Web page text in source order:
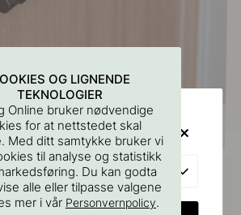
sammen med
OG LIGNENDE
TEKNOLOGIER
Online bruker nødvendige
for at nettstedet skal
Med ditt samtykke bruker vi
til analyse og statistikk
Du kan godta
alle eller tilpasse valgene
mer i vår Personvernpolicy.
VISIT?